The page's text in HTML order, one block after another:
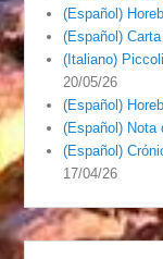
(Español)
(Español)
(Italiano)
20/05/26
(Español)
(Español) Nota
(Español)
17/04/26